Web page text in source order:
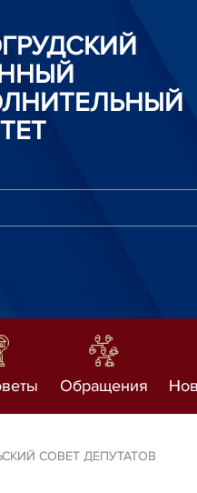
Обращения
СОВЕТ ДЕПУТАТОВ